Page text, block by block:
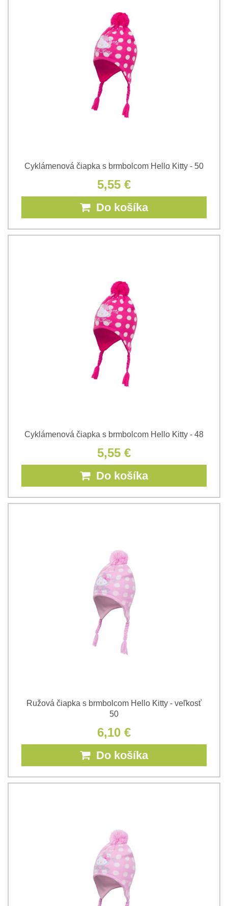
Cyklámenová čiapka s brmbolcom Hello Kitty - 50
5,55 €
Do košíka
Cyklámenová čiapka s brmbolcom Hello Kitty - 48
5,55 €
Do košíka
Ružová čiapka s brmbolcom Hello Kitty - veľkosť
50
6,10 €
Do košíka